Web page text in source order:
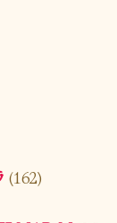
(162)